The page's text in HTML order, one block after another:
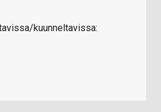
kuunneltavissa: